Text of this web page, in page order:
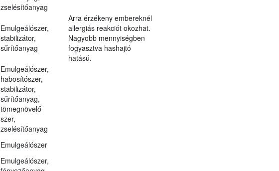
zselésítőanyag
Emulgeálószer,
stabilizátor,
sűrítőanyag
Arra érzékeny embereknél
allergiás reakciót okozhat.
Nagyobb mennyiségben
fogyasztva hashajtó
hatású.
Emulgeálószer,
habosítószer,
stabilizátor,
sűrítőanyag,
tömegnövelő
szer,
zselésítőanyag
Emulgeálószer
Emulgeálószer,